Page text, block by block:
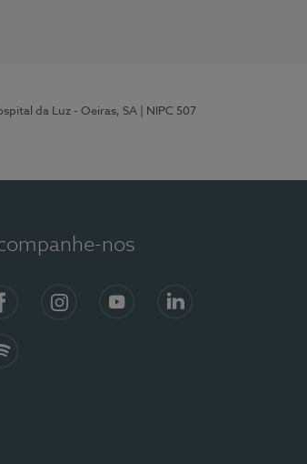
da Luz - Oeiras, SA
| NIPC 507
nos